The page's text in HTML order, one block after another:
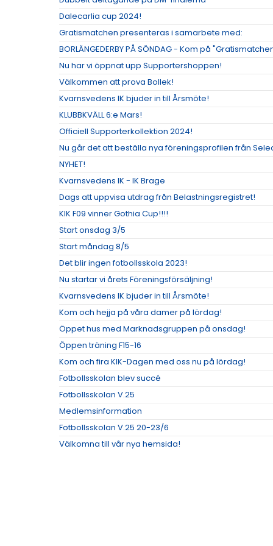
Dalecarlia cup 2024!
Gratismatchen presenteras i samarbete med:
BORLÄNGEDERBY PÅ SÖNDAG - Kom på
Nu har vi öppnat upp Supportershoppen!
Välkommen att prova Bollek!
Kvarnsvedens IK bjuder in till Årsmöte!
KLUBBKVÄLL 6:e Mars!
Officiell Supporterkollektion 2024!
Nu går det att beställa nya föreningsprofilen från
NYHET!
Kvarnsvedens IK - IK Brage
Dags att uppvisa utdrag från Belastningsregistret!
KIK F09 vinner Gothia Cup!!!!
Start onsdag 3/5
Start måndag 8/5
Det blir ingen fotbollsskola 2023!
Nu startar vi årets Föreningsförsäljning!
Kvarnsvedens IK bjuder in till Årsmöte!
Kom och hejja på våra damer på lördag!
Öppet hus med Marknadsgruppen på onsdag!
Öppen träning F15-16
Kom och fira KIK-Dagen med oss nu på lördag!
Fotbollsskolan blev succé
Fotbollsskolan V.25
Medlemsinformation
Fotbollsskolan V.25 20-23/6
Välkomna till vår nya hemsida!